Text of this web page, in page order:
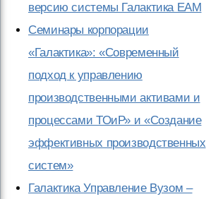
версию системы Галактика ЕАМ
Семинары корпорации
«Галактика»: «Современный
подход к управлению
производственными активами и
процессами ТОиР» и «Создание
эффективных производственных
систем»
Галактика Управление Вузом –